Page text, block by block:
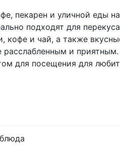
пекарен и уличной еды
подходят для
кофе и чай, а также
и
для посещения для